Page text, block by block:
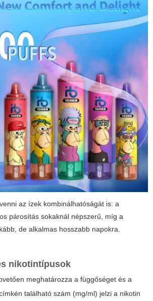
az ízek kombinálhatóságát is: a
párosítás sokaknál népszerű, míg a
de alkalmas hosszabb napokra.
nikotintípusok
meghatározza a függőséget és a
található szám (mg/ml) jelzi a nikotin